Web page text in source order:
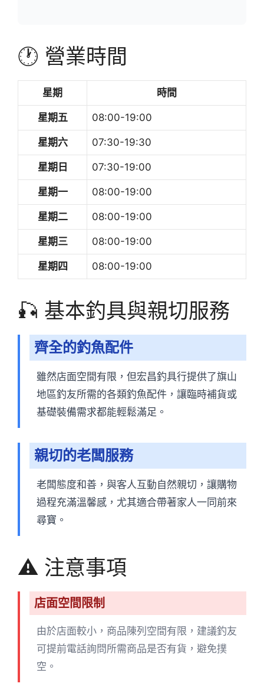
🕐 營業時間
星期 時間
星期五 08:00-19:00
星期六 07:30-19:30
星期日 07:30-19:00
星期一 08:00-19:00
星期二 08:00-19:00
星期三 08:00-19:00
星期四 08:00-19:00
🎣 基本釣具與親切服務
齊全的釣魚配件
雖然店面空間有限，但宏昌釣具行提供了旗山
地區釣友所需的各類釣魚配件，讓臨時補貨或
基礎裝備需求都能輕鬆滿足。
親切的老闆服務
老闆態度和善，與客人互動自然親切，讓購物
過程充滿溫馨感，尤其適合帶著家人一同前來
尋寶。
⚠️ 注意事項
店面空間限制
由於店面較小，商品陳列空間有限，建議釣友
可提前電話詢問所需商品是否有貨，避免撲
空。